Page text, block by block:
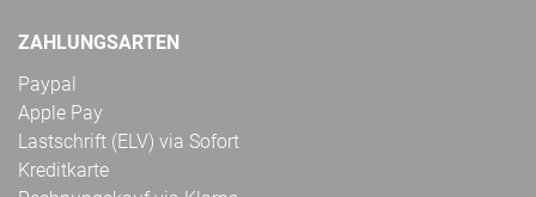
ZAHLUNGSARTEN
Paypal
Apple Pay
Lastschrift (ELV) via Sofort
Kreditkarte